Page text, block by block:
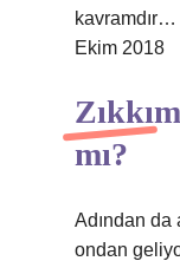
kavramdır…
Ekim 2018
mı?
Adından da
ondan